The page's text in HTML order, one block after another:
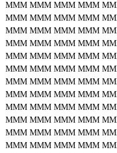
MMM MMM MMM MMM
MMM MMM MMM MMM
MMM MMM MMM MMM
MMM MMM MMM MMM
MMM MMM MMM MMM
MMM MMM MMM MMM
MMM MMM MMM MMM
MMM MMM MMM MMM
MMM MMM MMM MMM
MMM MMM MMM MMM
MMM MMM MMM MMM
MMM MMM MMM MMM